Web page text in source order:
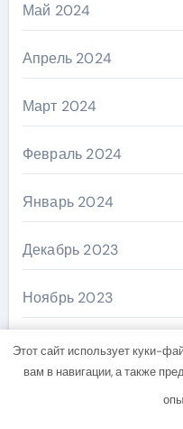
Май 2024
Апрель 2024
Март 2024
Февраль 2024
Январь 2024
Декабрь 2023
Ноябрь 2023
Октябрь 2023
Этот сайт использует куки-
вам в навигации, а также